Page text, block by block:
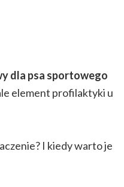
dla psa sportowego
element profilaktyki u
I kiedy warto je